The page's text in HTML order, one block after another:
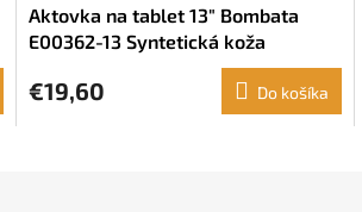
Aktovka na tablet 13" Bombata
E00362-13 Syntetická koža
Oranžová (28 x 33 x 5 cm)
€19,60 Do košíka